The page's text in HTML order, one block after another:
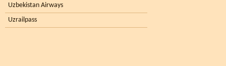
Uzbekistan Airways
Uzrailpass